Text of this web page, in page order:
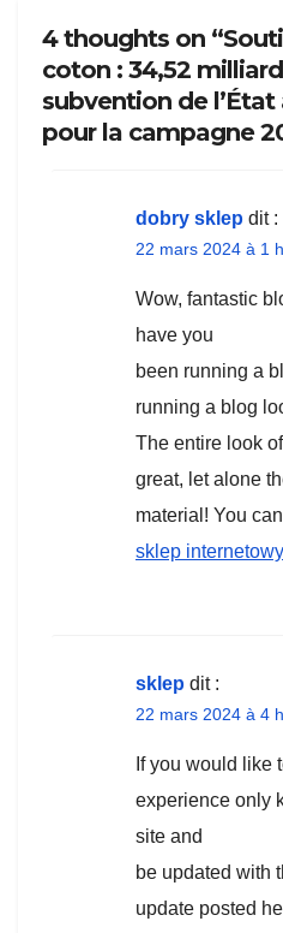
4 thoughts on
coton : 34,52
subvention de
pour la campagne
dobry sklep dit :
22 mars 2024 à 1
Wow, fantastic
have you
been running a
running a blog
The entire look
great, let alone
material! You
sklep internetowy
sklep dit :
22 mars 2024 à 4
If you would like
experience only
site and
be updated with
update posted